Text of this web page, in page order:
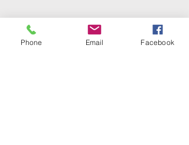
Phone Email Facebook